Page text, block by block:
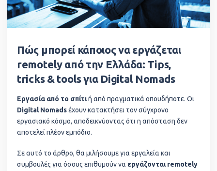
Πώς μπορεί κάποιος να εργάζεται
remotely από την Ελλάδα: Tips,
tricks & tools για Digital Nomads
Εργασία από το σπίτιή από πραγματικά οπουδήποτε. Οι
Digital Nomadsέχουν κατακτήσει τον σύγχρονο
εργασιακό κόσμο, αποδεικνύοντας ότι η απόσταση δεν
αποτελεί πλέον εμπόδιο.
Σε αυτό το άρθρο, θα μιλήσουμε για εργαλεία και
συμβουλές για όσους επιθυμούν να εργάζονται remotely